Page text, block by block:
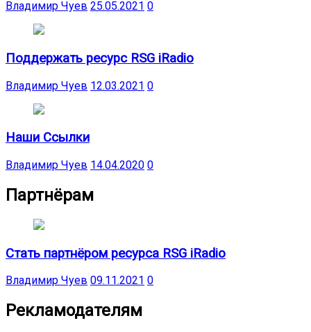
Владимир Чуев 25.05.2021 0
Поддержать ресурс RSG iRadio
Владимир Чуев 12.03.2021 0
Наши Ссылки
Владимир Чуев 14.04.2020 0
Партнёрам
Стать партнёром ресурса RSG iRadio
Владимир Чуев 09.11.2021 0
Рекламодателям